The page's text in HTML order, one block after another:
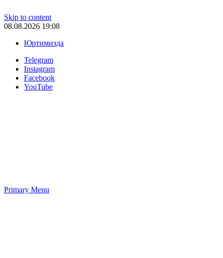
Skip to content
08.08.2026 19:08
Юртимизда
Telegram
Instagram
Facebook
YouTube
Primary Menu